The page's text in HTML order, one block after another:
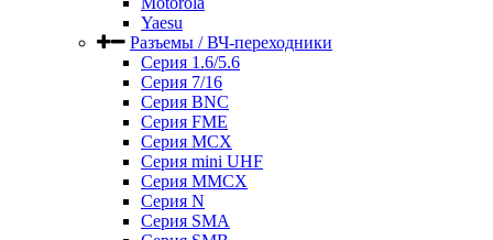
Yaesu
Разъемы / ВЧ-переходники
Серия 1.6/5.6
Серия 7/16
Серия BNC
Серия FME
Серия MCX
Серия mini UHF
Серия MMCX
Серия N
Серия SMA